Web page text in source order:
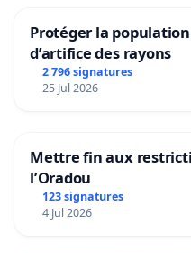
Protéger la
d’artifice des rayons
2 796 signatures
25 Jul 2026
Mettre fin aux
l’Oradou
123 signatures
4 Jul 2026